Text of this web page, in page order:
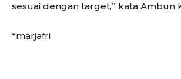
sesuai dengan target,” kata Ambun
*marjafri